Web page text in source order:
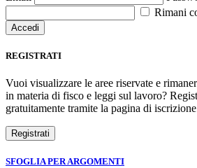
Rimani
REGISTRATI
Vuoi visualizzare le aree riservate e
in materia di fisco e leggi sul lavoro?
gratuitamente tramite la pagina di
SFOGLIA PER ARGOMENTI